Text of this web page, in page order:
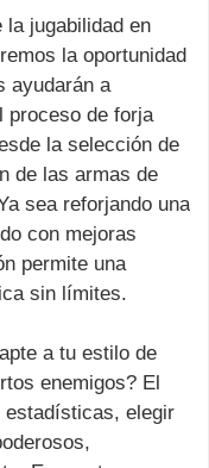
jugabilidad en
la oportunidad
ayudarán a
proceso de forja
la selección de
de las armas de
sea reforjando una
con mejoras
permite una
sin límites.
a tu estilo de
enemigos? El
estadísticas, elegir